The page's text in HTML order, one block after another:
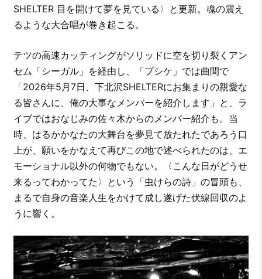
SHELTER 目を開けて夢を見ている〉と更新。魂の震え
るような大合唱が巻き起こる。
テツの高速カッティングがソリッドに空を切り裂くアン
セム「シーガル」を経由し、「プシケ」では曲間で
「2026年5月7日、下北沢SHELTERにお集まりの親愛な
る皆さんに、俺の大事なメンバーを紹介します」と、ラ
イブではおなじみの佐々木からのメンバー紹介も。当
時、はるかかなたの大舞台を夢見て放たれたであろう口
上が、願いをかなえて再びこの地で述べられたのは、エ
モーショナル以外の何物でもない。〈こんな日がどうせ
来るってわかってた〉という「虫けらの詩」の冒頭も、
まるで自身の音楽人生をかけて成し遂げた伏線回収のよ
うに響く。